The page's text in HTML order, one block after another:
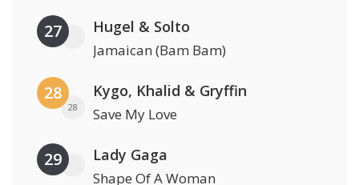
27 Hugel & Solto
Jamaican (Bam Bam)
28
28
Kygo, Khalid & Gryffin
Save My Love
29 Lady Gaga
Shape Of A Woman